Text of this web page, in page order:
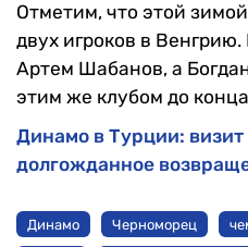
Отметим, что этой
двух игроков в
Артем Шабанов, а
этим же клубом до
Динамо в Турции: визит
долгожданное
Динамо Черноморец